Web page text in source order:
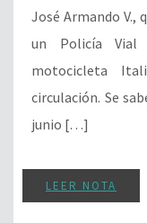
José Armando V.,
un Policía Vial
motocicleta
circulación. Se
junio […]
LEER NOTA